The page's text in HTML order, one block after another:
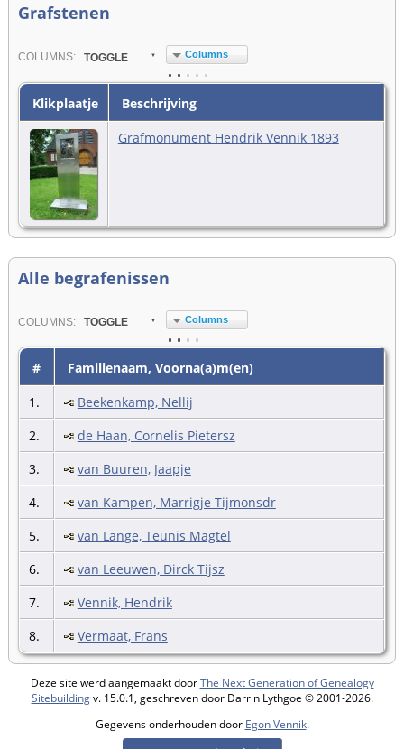
Grafstenen
COLUMN S: TOGGLE Columns
Klikplaatje
Beschrijving
Grafmonument Hendrik Vennik 1893
Alle begrafenissen
COLUMN S: TOGGLE Columns
#
Familienaam, Voorna(a)m(en)
1.
Beekenkamp, Nellij
2.
de Haan, Cornelis Pietersz
3.
van Buuren, Jaapje
4.
van Kampen, Marrigje Tijmonsdr
5.
van Lange, Teunis Magtel
6.
van Leeuwen, Dirck Tijsz
7.
Vennik, Hendrik
8.
Vermaat, Frans
Deze site werd aangemaakt doorThe Next Generation of Genealogy
Sitebuildingv. 15.0.1, geschreven door Darrin Lythgoe © 2001-2026.
Gegevens onderhouden door Egon Vennik.